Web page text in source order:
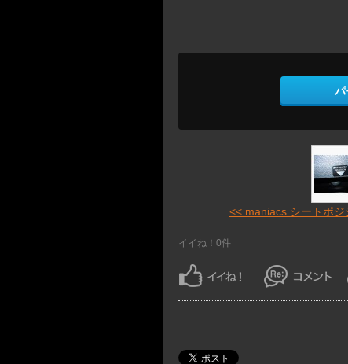
パ
<< maniacs シートポジ
イイね！0件